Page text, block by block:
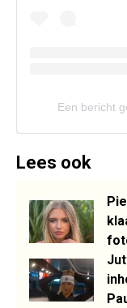
Een bericht
Lees ook